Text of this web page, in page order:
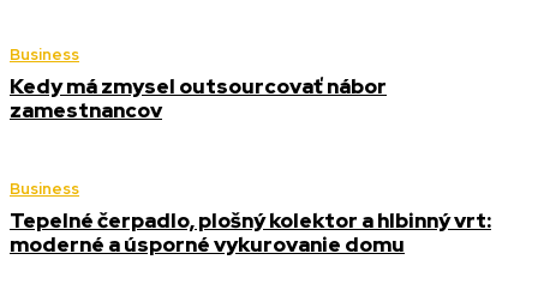
Business
Kedy má zmysel outsourcovať nábor
zamestnancov
Business
Tepelné čerpadlo, plošný kolektor a hlbinný vrt:
moderné a úsporné vykurovanie domu